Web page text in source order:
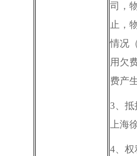
司，
止，
情况
用欠
费产
3、
上海
4、权